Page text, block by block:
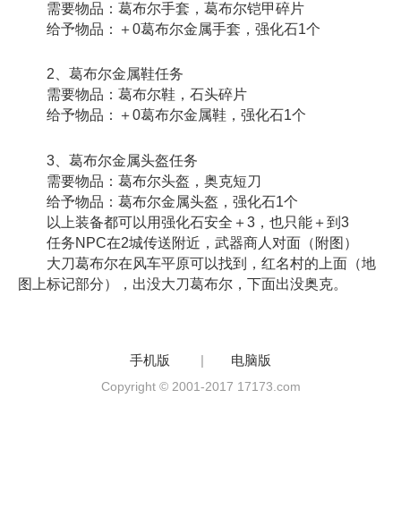
需要物品：葛布尔手套，葛布尔铠甲碎片
给予物品：＋0葛布尔金属手套，强化石1个
2、葛布尔金属鞋任务
需要物品：葛布尔鞋，石头碎片
给予物品：＋0葛布尔金属鞋，强化石1个
3、葛布尔金属头盔任务
需要物品：葛布尔头盔，奥克短刀
给予物品：葛布尔金属头盔，强化石1个
以上装备都可以用强化石安全＋3，也只能＋到3
任务NPC在2城传送附近，武器商人对面（附图）
大刀葛布尔在风车平原可以找到，红名村的上面（地
图上标记部分），出没大刀葛布尔，下面出没奥克。
手机版 | 电脑版
Copyright © 2001-2017 17173.com